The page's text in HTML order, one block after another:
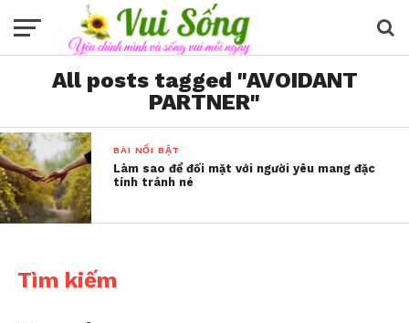
All posts tagged "AVOIDANT
PARTNER"
BÀI NỔI BẬT
Làm sao để đối mặt với người yêu mang đặc
tính tránh né
Tìm kiếm